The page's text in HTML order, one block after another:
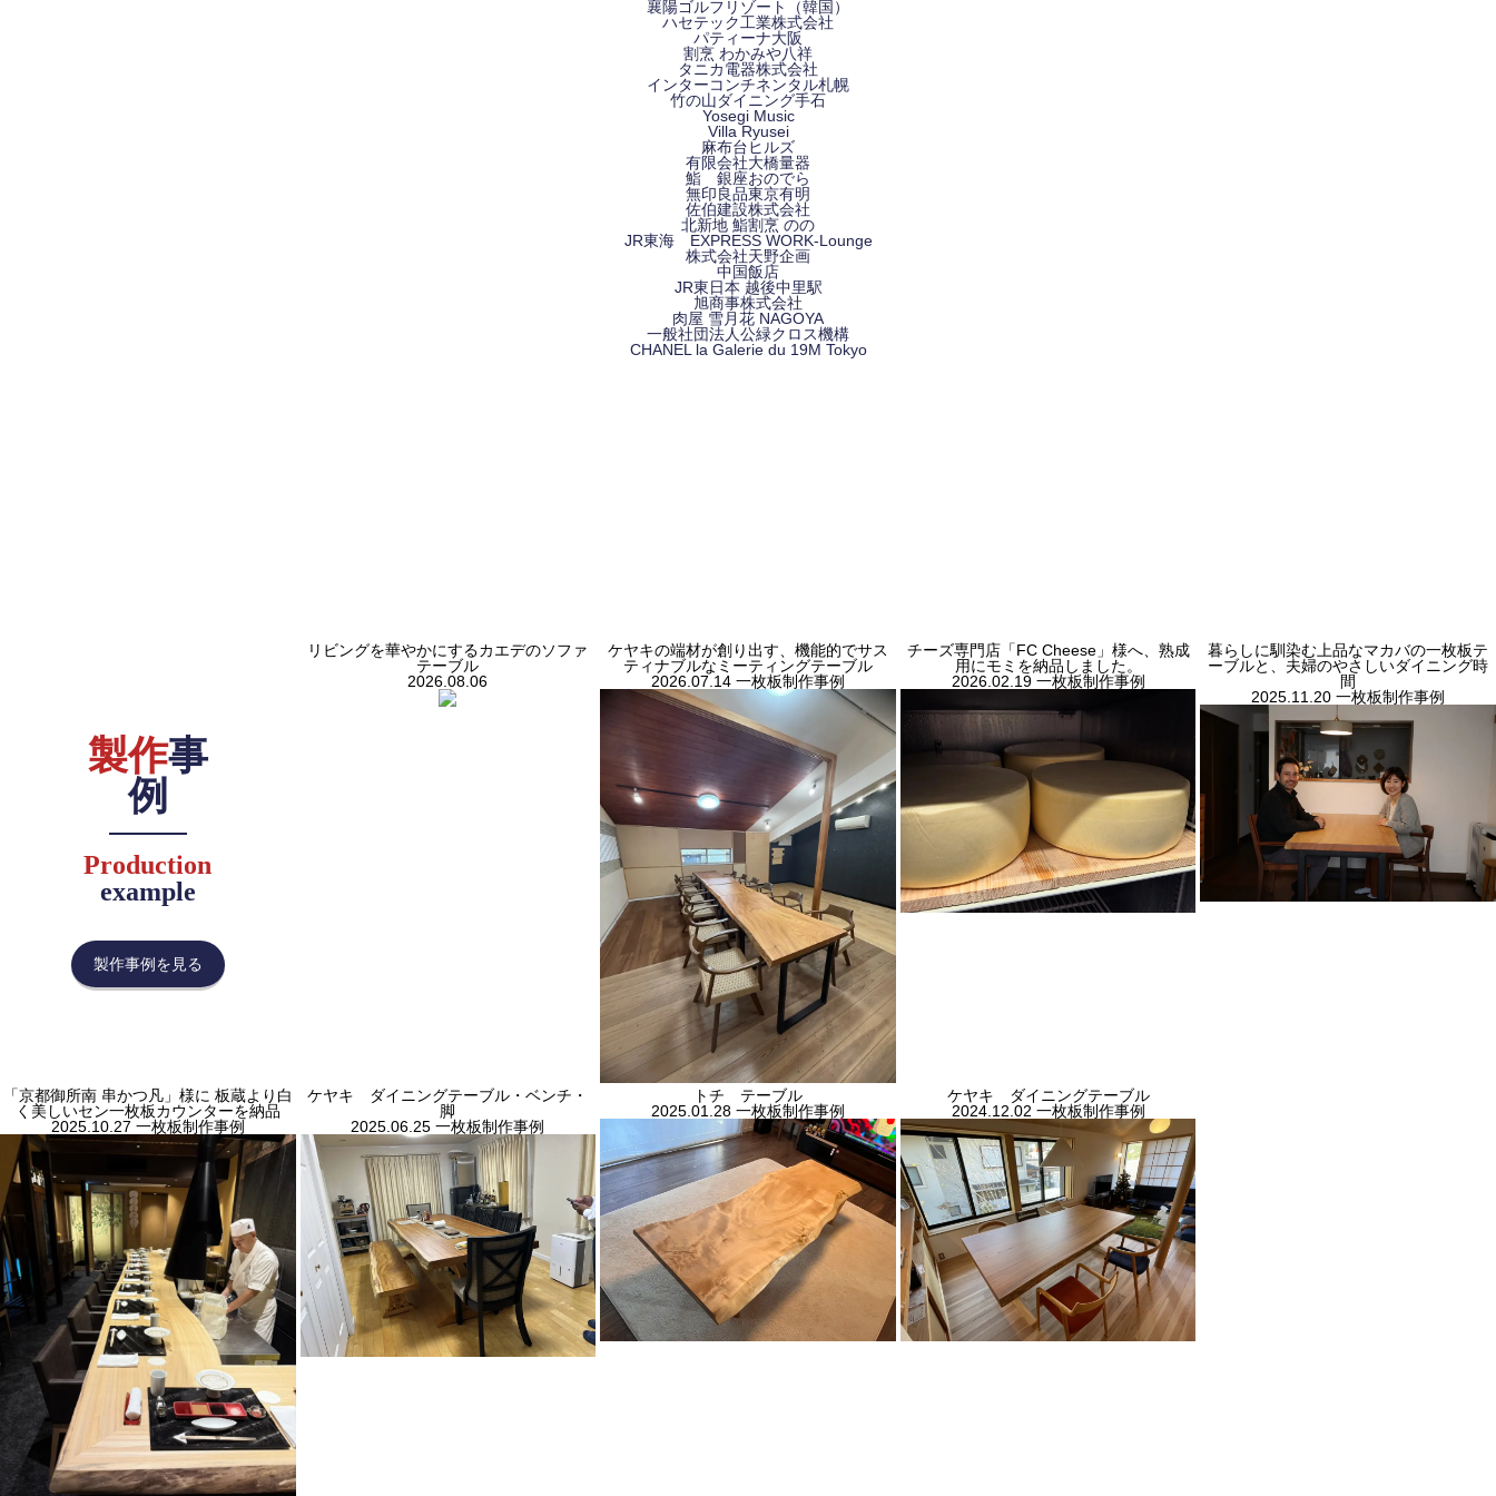
襄陽ゴルフリゾート
（韓国）
ハセテック工業株式会社
パティーナ大阪
割烹 わかみや八祥
タニカ電器株式会社
インターコンチネンタル札幌
竹の山ダイニング手石
Yosegi Music
Villa Ryusei
麻布台ヒルズ
有限会社大橋量器
鮨 銀座おのでら
無印良品東京有明
佐伯建設株式会社
北新地 鮨割烹 のの
JR東海 EXPRESS WORK-Lounge
株式会社天野企画
中国飯店
JR東日本 越後中里駅
旭商事株式会社
肉屋 雪月花 NAGOYA
一般社団法人公緑クロス機構
CHANEL la Galerie du 19M Tokyo
製作事
例
Production
example
製作事例を見る
リビングを華やかにするカエデのソファ
テーブル
2026.08.06
ケヤキの端材が創り出す、機能的でサス
ティナブルなミーティングテーブル
2026.07.14 一枚板制作事例
チーズ専門店「FC Cheese」様へ、熟成
用にモミを納品しました。
2026.02.19 一枚板制作事例
暮らしに馴染む上品なマカバの一枚板テ
ーブルと、夫婦のやさしいダイニング時
間
2025.11.20 一枚板制作事例
「京都御所南 串かつ凡」様に 板蔵より白
く美しいセン一枚板カウンターを納品
2025.10.27 一枚板制作事例
ケヤキ ダイニングテーブル・ベンチ・
脚
2025.06.25 一枚板制作事例
トチ テーブル
2025.01.28 一枚板制作事例
ケヤキ ダイニングテーブル
2024.12.02 一枚板制作事例